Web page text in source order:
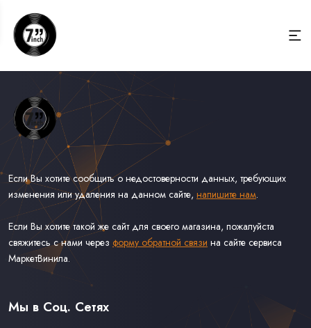
Если Вы хотите сообщить о недостоверности данных, требующих
изменения или удаления на данном сайте, напишите нам.
Если Вы хотите такой же сайт для своего магазина, пожалуйста
свяжитесь с нами через форму обратной связи на сайте сервиса
МаркетВинила.
Весь Каталог Винила на 7''
Рок на 7''
Мы в Соц. Сетях